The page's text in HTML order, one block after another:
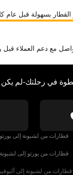
بسهولة قبل عام
مع دعم العملاء قبل
خطوة في رحلتك-لم
قطارات من لشبونة إلى بورتو
قطارات من بورتو إلى لشبونة
قطارات من لشبونة إلى ألبوفيرا